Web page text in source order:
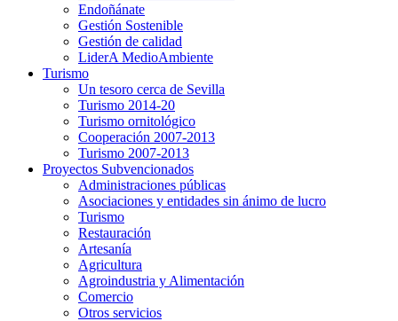
Endoñánate
Gestión Sostenible
Gestión de calidad
LiderA MedioAmbiente
Turismo
Un tesoro cerca de Sevilla
Turismo 2014-20
Turismo ornitológico
Cooperación 2007-2013
Turismo 2007-2013
Proyectos Subvencionados
Administraciones públicas
Asociaciones y entidades sin ánimo de lucro
Turismo
Restauración
Artesanía
Agricultura
Agroindustria y Alimentación
Comercio
Otros servicios